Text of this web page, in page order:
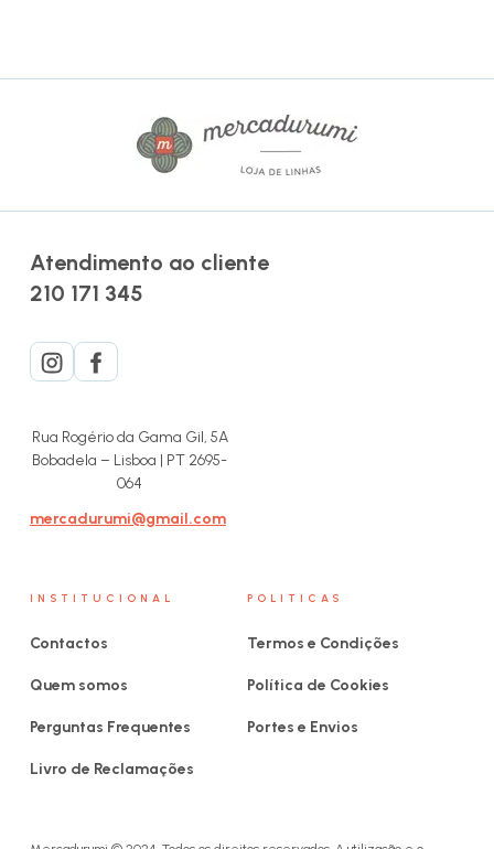
Atendimento ao cliente
210 171 345
Rua Rogério da Gama Gil, 5A
Bobadela – Lisboa | PT 2695-
064
mercadurumi@gmail.com
INSTITUCIONAL
Contactos
Quem somos
Perguntas Frequentes
Livro de Reclamações
POLITICAS
Termos e Condições
Política de Cookies
Portes e Envios